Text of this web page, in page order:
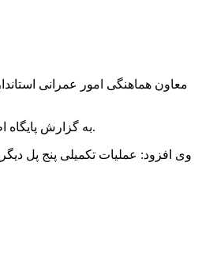
معاون هماهنگی امور عمرانی
به گزارش پایگاه اطلاع رسانی استانداری ایلام، رضا دارابی در بازدید از این پروژه اظهار داشت: در این قطعه ۱۴ پل وجود دارد که کار ۹ پل آنها تمام شده و دال‌گذاری نیز انجام گرفته است.
وی افزود: عملیات تکمیلی پنج پل